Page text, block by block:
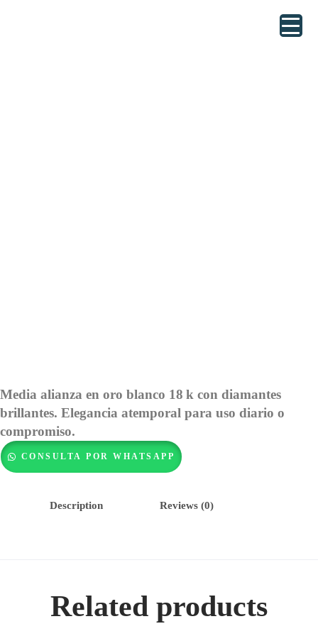
Media alianza en oro blanco 18 k con diamantes
brillantes. Elegancia atemporal para uso diario o
compromiso.
CONSULTA POR WHATSAPP
Description Reviews (0)
Related products